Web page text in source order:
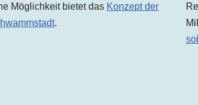
Möglichkeit bietet das Konzept der
.